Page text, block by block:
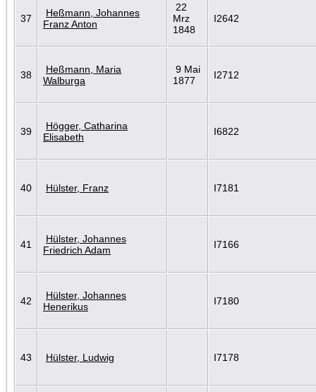
37
Heßmann, Johannes
Franz Anton
22
Mrz
1848
I2642
38
Heßmann, Maria
Walburga
9 Mai
1877
I2712
39
Högger, Catharina
Elisabeth
I6822
40 Hülster, Franz I7181
41
Hülster, Johannes
Friedrich Adam
I7166
42
Hülster, Johannes
Henerikus
I7180
43 Hülster, Ludwig I7178